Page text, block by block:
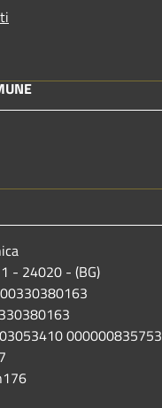
- 24020 - (BG)
00330380163
000000835753